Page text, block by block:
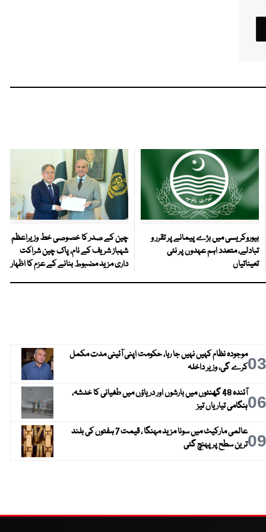
بیوروکریسی میں بڑے پیمانے پر تقرر و
تبادلے، متعدد اہم عہدوں پر نئی
تعیناتیاں
چین کے صدر کا خصوصی خط وزیراعظم
شہباز شریف کے نام، پاک چین شراکت
داری مزید مضبوط بنانے کے عزم کا اظہار
03موجودہ نظام کہیں نہیں جا رہا، حکومت اپنی آئینی مدت مکمل
کرے گی، وزیر داخلہ
06
آئندہ 48 گھنٹوں میں بارشوں اور دریاؤں میں طغیانی کا خدشہ،
ہنگامی تیاریاں تیز
09
عالمی مارکیٹ میں سونا مزید مہنگا ، قیمت 7 ہفتوں کی بلند
ترین سطح پر پہنچ گئی